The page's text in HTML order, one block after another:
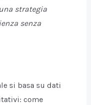
strategia
senza
si basa su dati
come